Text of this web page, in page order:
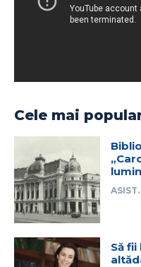
Cele mai
Să